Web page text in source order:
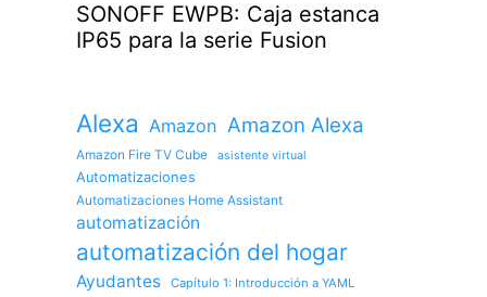
SONOFF EWPB: Caja estanca
IP65 para la serie Fusion
Alexa Amazon Amazon Alexa
Amazon Fire TV Cube asistente virtual
Automatizaciones
Automatizaciones Home Assistant
automatización
automatización del hogar
Ayudantes Capítulo 1: Introducción a YAML